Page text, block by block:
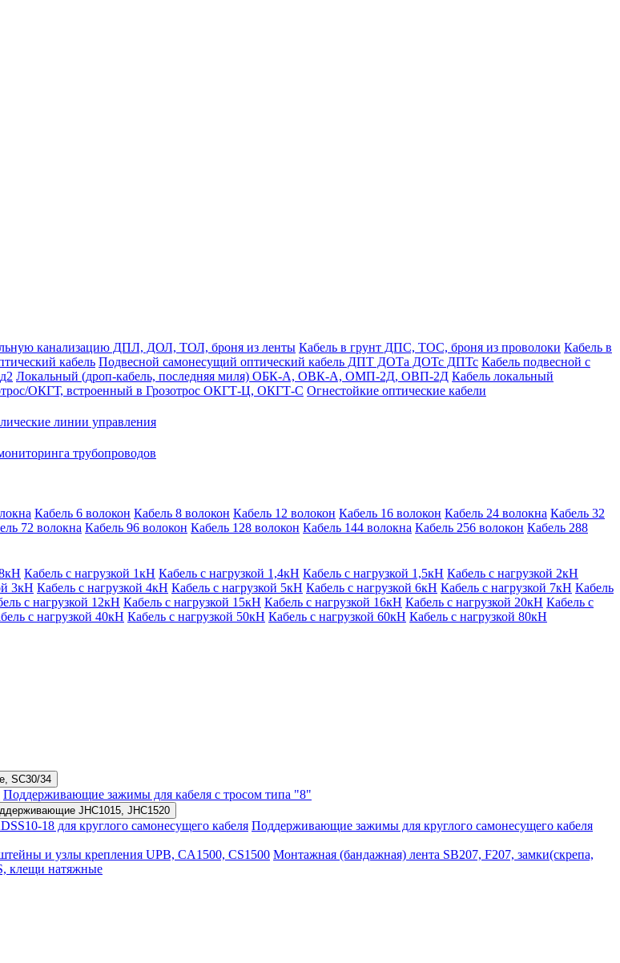
канализацию ДПЛ, ДОЛ, ТОЛ, броня из ленты Кабель в грунт ДПС, ТОС, броня из проволоки Кабель в
кабель Подвесной самонесущий оптический кабель ДПТ ДОТа ДОТс ДПТс Кабель подвесной с
Локальный (дроп-кабель, последняя миля) ОБК-А, ОВК-А, ОМП-2Д, ОВП-2Д Кабель локальный
ОКГТ, встроенный в Грозотрос ОКГТ-Ц, ОКГТ-С Огнестойкие оптические кабели
линии управления
трубопроводов
Кабель 6 волокон Кабель 8 волокон Кабель 12 волокон Кабель 16 волокон Кабель 24 волокна Кабель 32
72 волокна Кабель 96 волокон Кабель 128 волокон Кабель 144 волокна Кабель 256 волокон Кабель 288
Кабель с нагрузкой 1кН Кабель с нагрузкой 1,4кН Кабель с нагрузкой 1,5кН Кабель с нагрузкой 2кН
3кН Кабель с нагрузкой 4кН Кабель с нагрузкой 5кН Кабель с нагрузкой 6кН Кабель с нагрузкой 7кН Кабель
с нагрузкой 12кН Кабель с нагрузкой 15кН Кабель с нагрузкой 16кН Кабель с нагрузкой 20кН Кабель с
с нагрузкой 40кН Кабель с нагрузкой 50кН Кабель с нагрузкой 60кН Кабель с нагрузкой 80кН
SC30/34
Поддерживающие зажимы для кабеля с тросом типа "8"
JHC1015, JHC1520
18 для круглого самонесущего кабеля Поддерживающие зажимы для круглого самонесущего кабеля
и узлы крепления UPB, CA1500, CS1500 Монтажная (бандажная) лента SB207, F207, замки(скрепа,
клещи натяжные